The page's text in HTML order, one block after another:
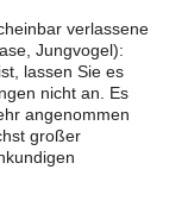
verlassene
Jungvogel):
lassen Sie es
nicht an. Es
angenommen
großer